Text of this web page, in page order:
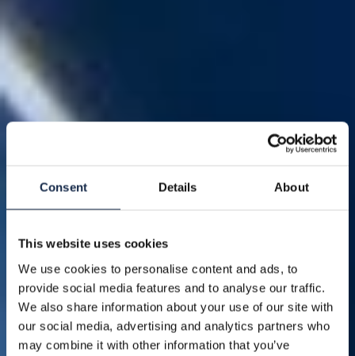
Consent Details About
This website uses cookies
We use cookies to personalise content and ads, to
provide social media features and to analyse our traffic.
We also share information about your use of our site with
our social media, advertising and analytics partners who
may combine it with other information that you’ve